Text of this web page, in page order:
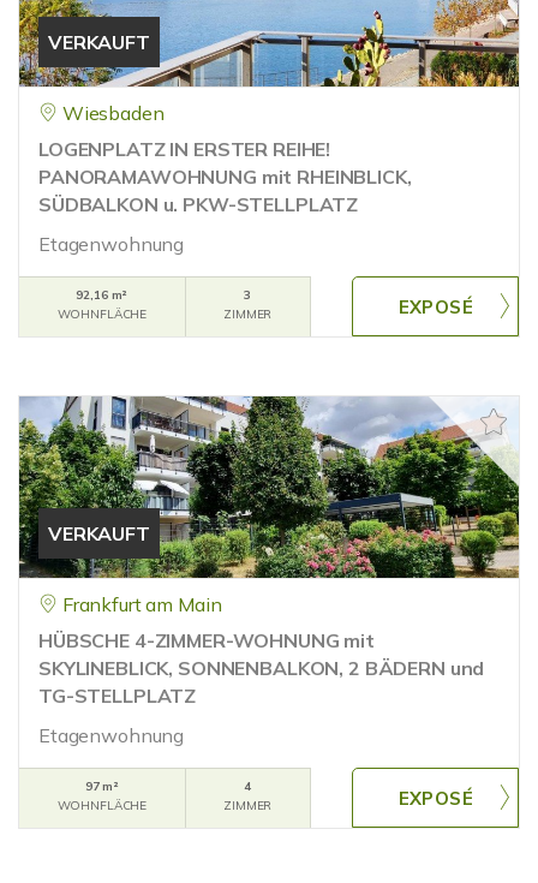
VERKAUFT
Wiesbaden
LOGENPLATZ IN ERSTER REIHE!
PANORAMAWOHNUNG mit RHEINBLICK,
SÜDBALKON u. PKW-STELLPLATZ
Etagenwohnung
92,16 m²
WOHNFLÄCHE
3
ZIMMER
VERKAUFT
Frankfurt am Main
HÜBSCHE 4-ZIMMER-WOHNUNG mit
SKYLINEBLICK, SONNENBALKON, 2 BÄDERN und
TG-STELLPLATZ
Etagenwohnung
97 m²
WOHNFLÄCHE
4
ZIMMER